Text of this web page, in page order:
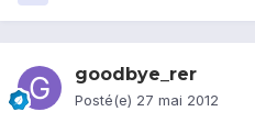
goodbye_rer
Posté(e) 27 mai 2012